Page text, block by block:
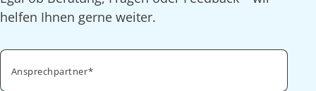
helfen Ihnen gerne weiter.
Ansprechpartner